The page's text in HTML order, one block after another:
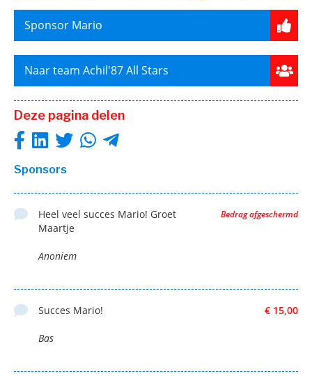
Sponsor Mario
Naar team Achil'87 All Stars
Deze pagina delen
Sponsors
Bedrag afgeschermd
Heel veel succes Mario! Groet
Maartje
Anoniem
€ 15,00
Succes Mario!
Bas